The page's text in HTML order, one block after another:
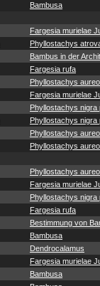
Bambusa
Fargesia murielae
Phyllostachys
Bambus in der
Fargesia rufa
Phyllostachys
Fargesia murielae
Phyllostachys nigra
Phyllostachys nigra
Phyllostachys
Phyllostachys
Phyllostachys
Fargesia murielae
Phyllostachys nigra
Fargesia rufa
Bestimmung von
Bambusa
Dendrocalamus
Fargesia murielae
Bambusa